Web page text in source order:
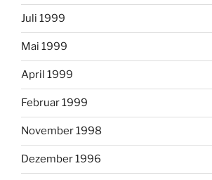
Juli 1999
Mai 1999
April 1999
Februar 1999
November 1998
Dezember 1996